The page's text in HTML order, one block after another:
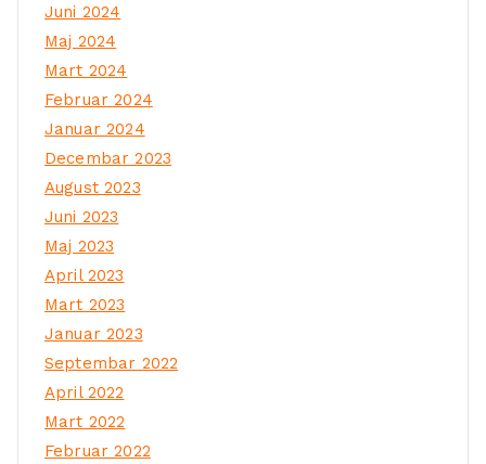
Juni 2024
Maj 2024
Mart 2024
Februar 2024
Januar 2024
Decembar 2023
August 2023
Juni 2023
Maj 2023
April 2023
Mart 2023
Januar 2023
Septembar 2022
April 2022
Mart 2022
Februar 2022